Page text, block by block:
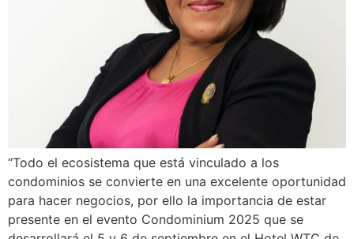
“Todo el ecosistema que está vinculado a los
condominios se convierte en una excelente oportunidad
para hacer negocios, por ello la importancia de estar
presente en el evento Condominium 2025 que se